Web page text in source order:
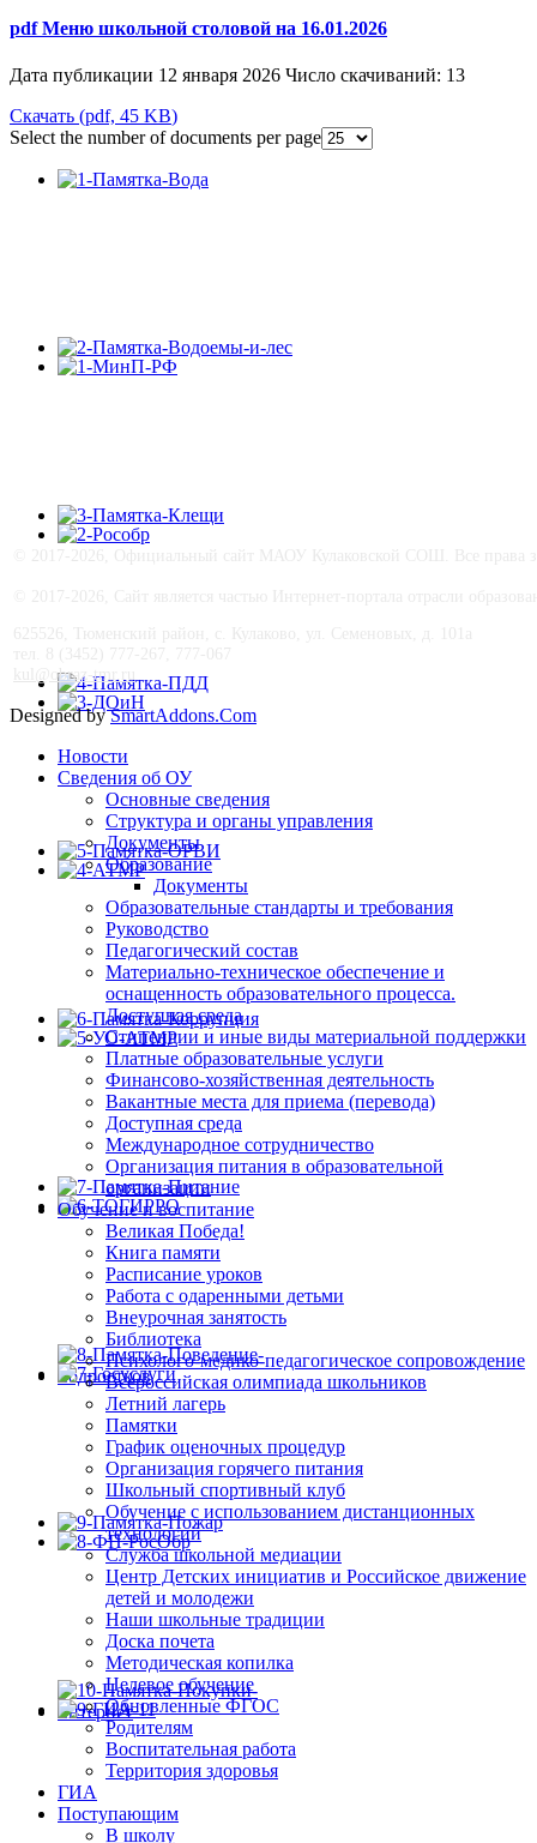
pdf Меню школьной столовой на 16.01.2026
Дата публикации 12 января 2026 Число скачиваний: 13
Скачать (pdf, 45 KB)
Select the number of documents per page
kul@obraz-tmr.ru
Designed bySmartAddons.Com
Новости
Сведения об ОУ
Основные сведения
Структура и органы управления
Документы
Образование
Документы
Образовательные стандарты и требования
Руководство
Педагогический состав
Материально-техническое обеспечение и
оснащенность образовательного процесса.
Доступная среда
Стипендии и иные виды материальной поддержки
Платные образовательные услуги
Финансово-хозяйственная деятельность
Вакантные места для приема (перевода)
Доступная среда
Международное сотрудничество
Организация питания в образовательной
организации
Обучение и воспитание
Великая Победа!
Книга памяти
Расписание уроков
Работа с одаренными детьми
Внеурочная занятость
Библиотека
Психолого-медико-педагогическое сопровождение
Всероссийская олимпиада школьников
Летний лагерь
Памятки
График оценочных процедур
Организация горячего питания
Школьный спортивный клуб
Обучение с использованием дистанционных
технологий
Служба школьной медиации
Центр Детских инициатив и Российское движение
детей и молодежи
Наши школьные традиции
Доска почета
Методическая копилка
Целевое обучение
Обновленные ФГОС
Родителям
Воспитательная работа
Территория здоровья
ГИА
Поступающим
В школу